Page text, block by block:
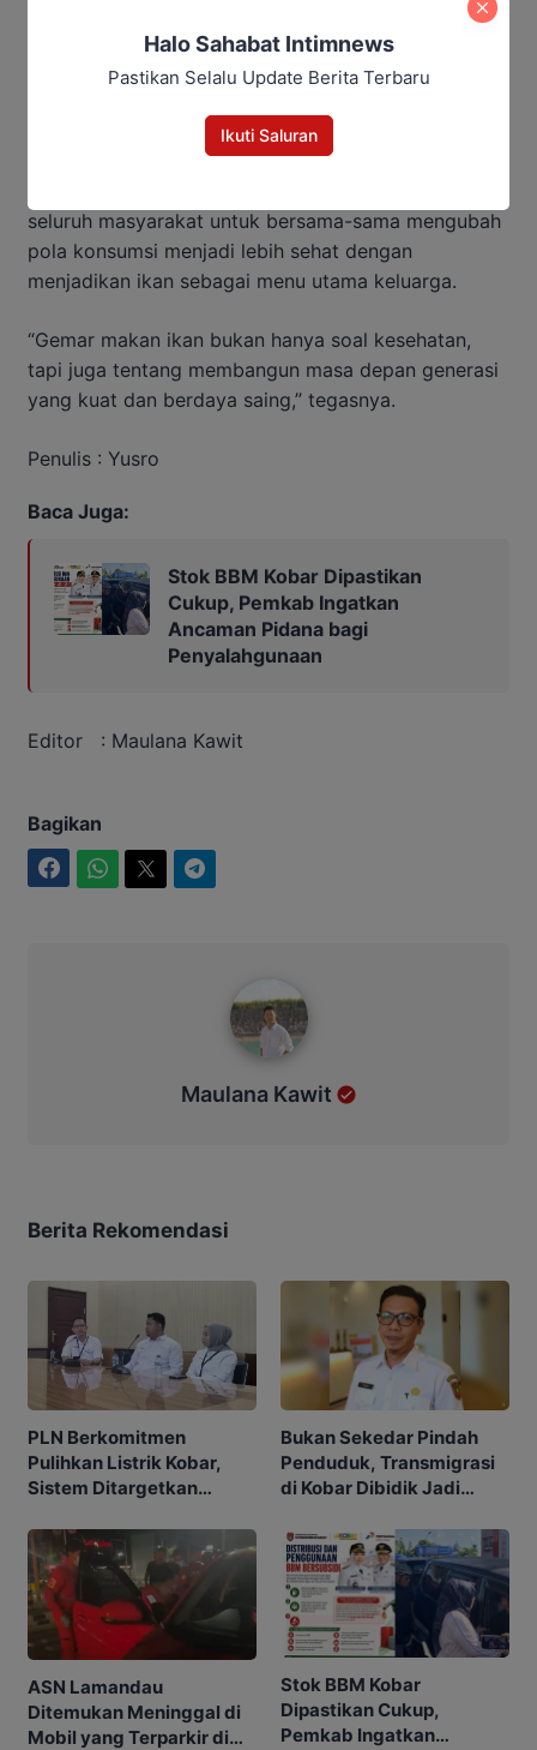
seluruh masyarakat untuk bersama-sama mengubah
pola konsumsi menjadi lebih sehat dengan
menjadikan ikan sebagai menu utama keluarga.
“Gemar makan ikan bukan hanya soal kesehatan,
tapi juga tentang membangun masa depan generasi
yang kuat dan berdaya saing,” tegasnya.
Penulis : Yusro
Baca Juga:
Stok BBM Kobar Dipastikan
Cukup, Pemkab Ingatkan
Ancaman Pidana bagi
Penyalahgunaan
Editor : Maulana Kawit
Bagikan
Maulana Kawit
Berita Rekomendasi
PLN Berkomitmen
Pulihkan Listrik Kobar,
Sistem Ditargetkan
Bukan Sekedar Pindah
Penduduk, Transmigrasi
di Kobar Dibidik Jadi
ASN Lamandau
Ditemukan Meninggal di
Mobil yang Terparkir di
Stok BBM Kobar
Dipastikan Cukup,
Pemkab Ingatkan
Halo Sahabat Intimnews
Pastikan Selalu Update Berita Terbaru
Ikuti Saluran